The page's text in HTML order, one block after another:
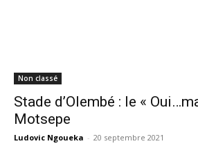
Non classé
Stade d’Olembé : le «
Motsepe
Ludovic Ngoueka - 20 septembre 2021